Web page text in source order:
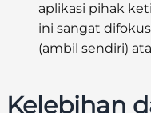
aplikasi pihak
ini sangat
(ambil sendiri)
Kelebihan